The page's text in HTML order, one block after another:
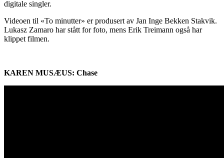
digitale singler.
Videoen til «To minutter» er produsert av Jan Inge Bekken Stakvik.
Lukasz Zamaro har stått for foto, mens Erik Treimann også har
klippet filmen.
KAREN MUSÆUS: Chase